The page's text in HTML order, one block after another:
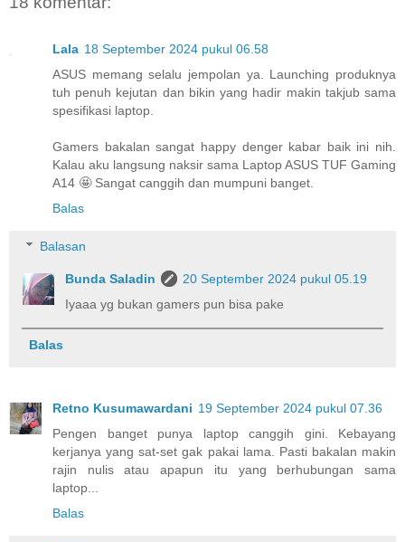
Lala 18 September 2024 pukul 06.58
ASUS memang selalu jempolan ya. Launching produknya
tuh penuh kejutan dan bikin yang hadir makin takjub sama
spesifikasi laptop.
Gamers bakalan sangat happy denger kabar baik ini nih.
Kalau aku langsung naksir sama Laptop ASUS TUF Gaming
A14 🤩 Sangat canggih dan mumpuni banget.
Balas
Balasan
Bunda Saladin
20 September 2024 pukul 05.19
Iyaaa yg bukan gamers pun bisa pake
Balas
Retno Kusumawardani 19 September 2024 pukul 07.36
Pengen banget punya laptop canggih gini. Kebayang
kerjanya yang sat-set gak pakai lama. Pasti bakalan makin
rajin nulis atau apapun itu yang berhubungan sama
laptop...
Balas